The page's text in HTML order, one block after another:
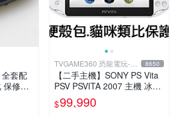
套配
TVGAME360 恐龍電玩-台
中店
8650
【二手主機】SONY PS Vita
PSV PSVITA 2007 主機 冰河
白 白黑色(9.9成新)【台中恐
龍電玩】
$99,990